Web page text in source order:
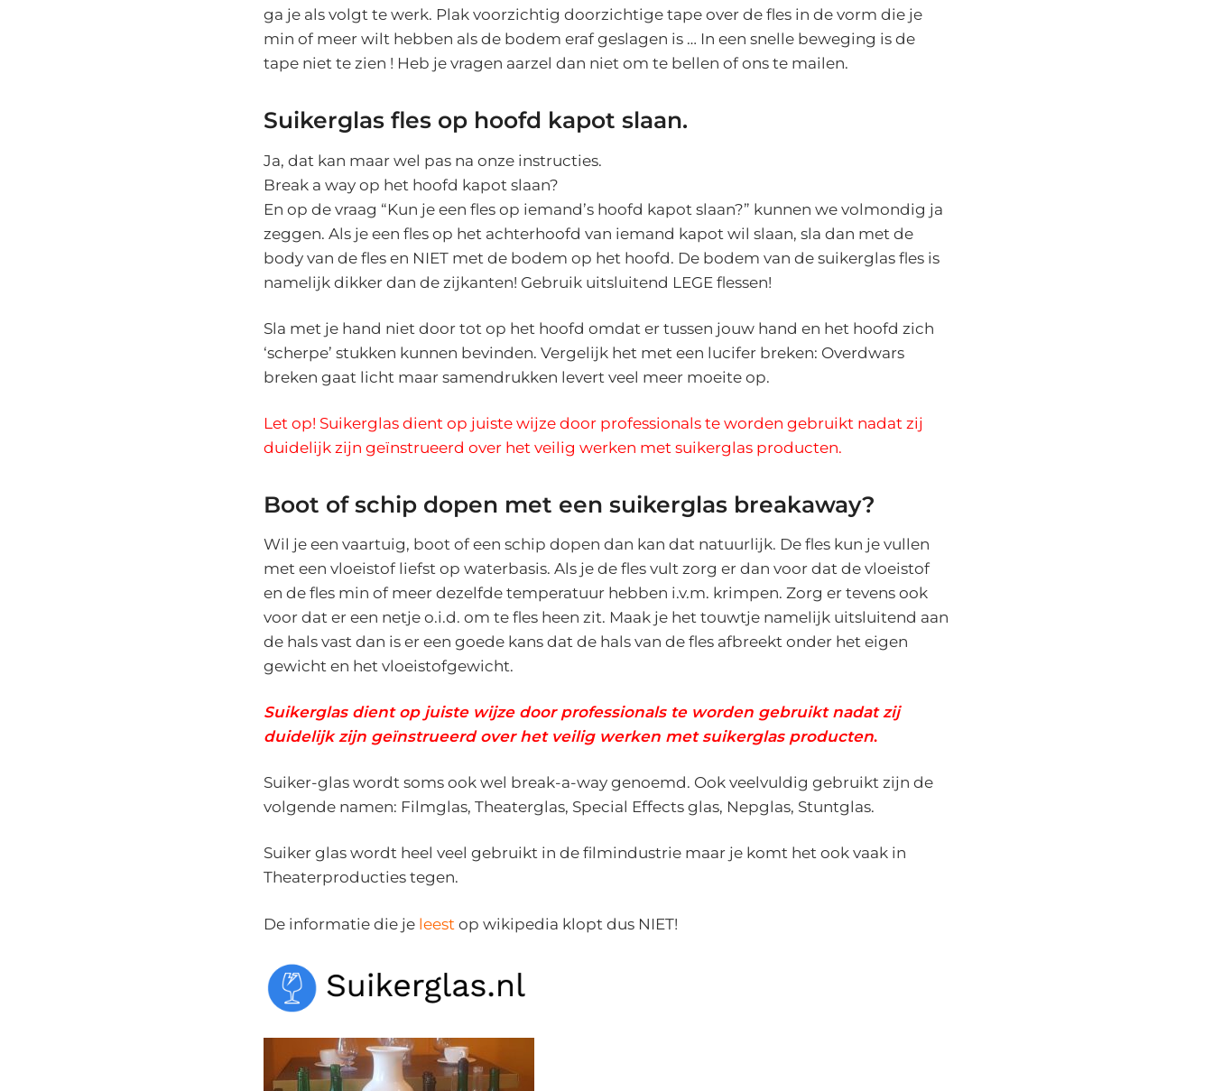
ga je als volgt te werk. Plak voorzichtig doorzichtige tape over de fles in de vorm die je
min of meer wilt hebben als de bodem eraf geslagen is … In een snelle beweging is de
tape niet te zien ! Heb je vragen aarzel dan niet om te bellen of ons te mailen.
Suikerglas fles op hoofd kapot slaan.
Ja, dat kan maar wel pas na onze instructies.
Break a way op het hoofd kapot slaan?
En op de vraag “Kun je een fles op iemand’s hoofd kapot slaan?” kunnen we volmondig ja
zeggen. Als je een fles op het achterhoofd van iemand kapot wil slaan, sla dan met de
body van de fles en NIET met de bodem op het hoofd. De bodem van de suikerglas fles is
namelijk dikker dan de zijkanten! Gebruik uitsluitend LEGE flessen!
Sla met je hand niet door tot op het hoofd omdat er tussen jouw hand en het hoofd zich
‘scherpe’ stukken kunnen bevinden. Vergelijk het met een lucifer breken: Overdwars
breken gaat licht maar samendrukken levert veel meer moeite op.
Let op! Suikerglas dient op juiste wijze door professionals te worden gebruikt nadat zij
duidelijk zijn geïnstrueerd over het veilig werken met suikerglas producten.
Boot of schip dopen met een suikerglas breakaway?
Wil je een vaartuig, boot of een schip dopen dan kan dat natuurlijk. De fles kun je vullen
met een vloeistof liefst op waterbasis. Als je de fles vult zorg er dan voor dat de vloeistof
en de fles min of meer dezelfde temperatuur hebben i.v.m. krimpen. Zorg er tevens ook
voor dat er een netje o.i.d. om te fles heen zit. Maak je het touwtje namelijk uitsluitend aan
de hals vast dan is er een goede kans dat de hals van de fles afbreekt onder het eigen
gewicht en het vloeistofgewicht.
Suikerglas dient op juiste wijze door professionals te worden gebruikt nadat zij
duidelijk zijn geïnstrueerd over het veilig werken met suikerglas producten.
Suiker-glas wordt soms ook wel break-a-way genoemd. Ook veelvuldig gebruikt zijn de
volgende namen: Filmglas, Theaterglas, Special Effects glas, Nepglas, Stuntglas.
Suiker glas wordt heel veel gebruikt in de filmindustrie maar je komt het ook vaak in
Theaterproducties tegen.
De informatie die je leest op wikipedia klopt dus NIET!